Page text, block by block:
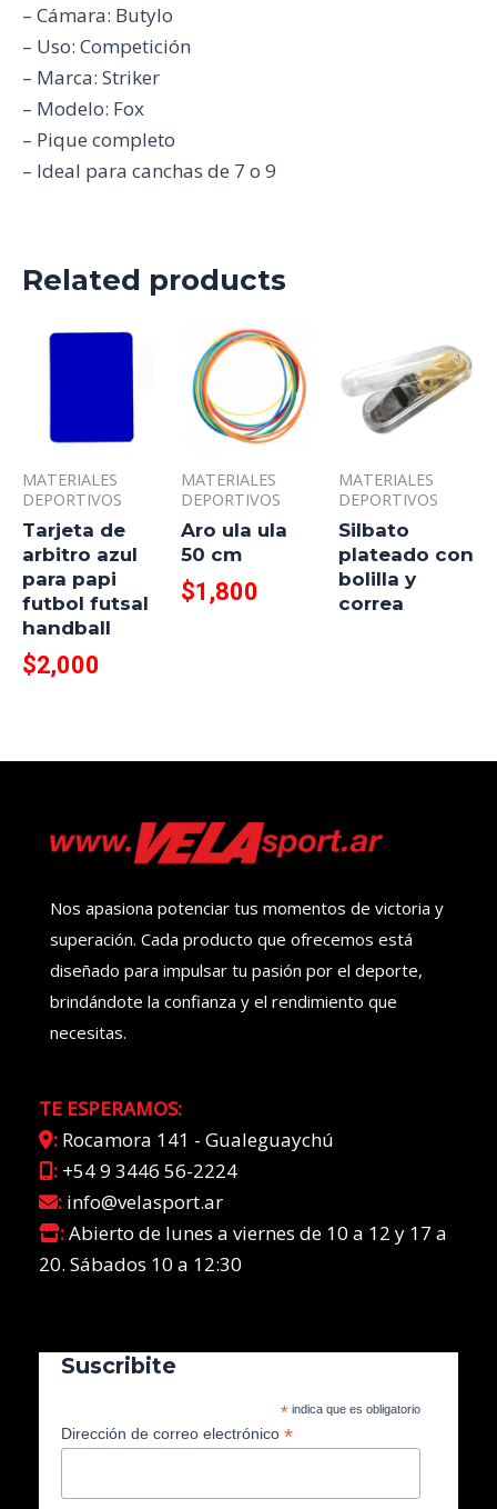
– Cámara: Butylo
– Uso: Competición
– Marca: Striker
– Modelo: Fox
– Pique completo
– Ideal para canchas de 7 o 9
Related products
MATERIALES
DEPORTIVOS
Tarjeta de
arbitro azul
para papi
futbol futsal
handball
$2,000
MATERIALES
DEPORTIVOS
Aro ula ula
50 cm
$1,800
MATERIALES
DEPORTIVOS
Silbato
plateado con
bolilla y
correa
Nos apasiona potenciar tus momentos de victoria y
superación. Cada producto que ofrecemos está
diseñado para impulsar tu pasión por el deporte,
brindándote la confianza y el rendimiento que
necesitas.
TE ESPERAMOS:
: Rocamora 141 - Gualeguaychú
: +54 9 3446 56-2224
: info@velasport.ar
:Abierto de lunes a viernes de 10 a 12 y 17 a
20. Sábados 10 a 12:30
Suscribite
* indica que es obligatorio
Dirección de correo electrónico *